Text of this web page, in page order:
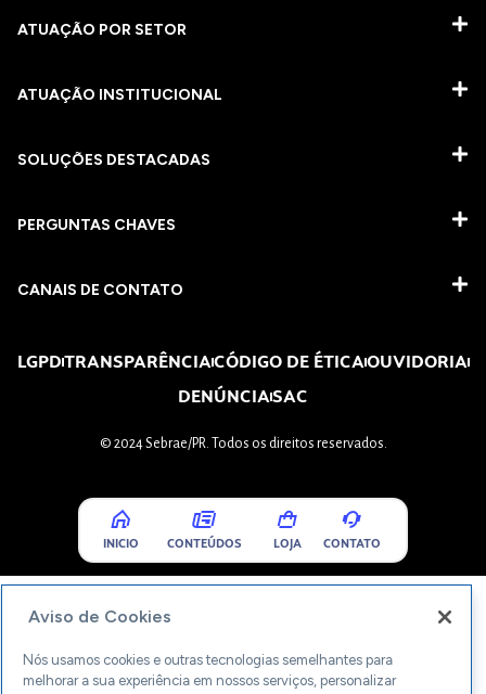
ATUAÇÃO POR SETOR
ATUAÇÃO INSTITUCIONAL
SOLUÇÕES DESTACADAS
PERGUNTAS CHAVES​
CANAIS DE CONTATO
LGPDTRANSPARÊNCIACÓDIGO DE ÉTICAOUVIDORIA
DENÚNCIASAC
© 2024 Sebrae/PR. Todos os direitos reservados.
INICIO CONTEÚDOS LOJA CONTATO
Aviso de Cookies
Nós usamos cookies e outras tecnologias semelhantes para
melhorar a sua experiência em nossos serviços, personalizar